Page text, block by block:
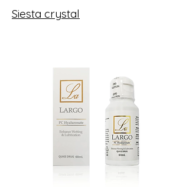
Siesta crystal